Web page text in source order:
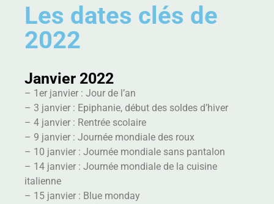
Les dates clés de
2022
Janvier 2022
– 1er janvier : Jour de l’an
– 3 janvier : Epiphanie, début des soldes d’hiver
– 4 janvier : Rentrée scolaire
– 9 janvier : Journée mondiale des roux
– 10 janvier : Journée mondiale sans pantalon
– 14 janvier : Journée mondiale de la cuisine
italienne
– 15 janvier : Blue monday